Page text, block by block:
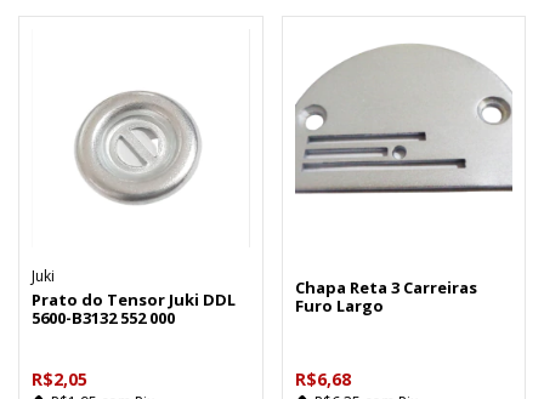
Juki
Prato do Tensor Juki DDL
5600-B3132 552 000
R$2,05
Chapa Reta 3 Carreiras
Furo Largo
R$6,68